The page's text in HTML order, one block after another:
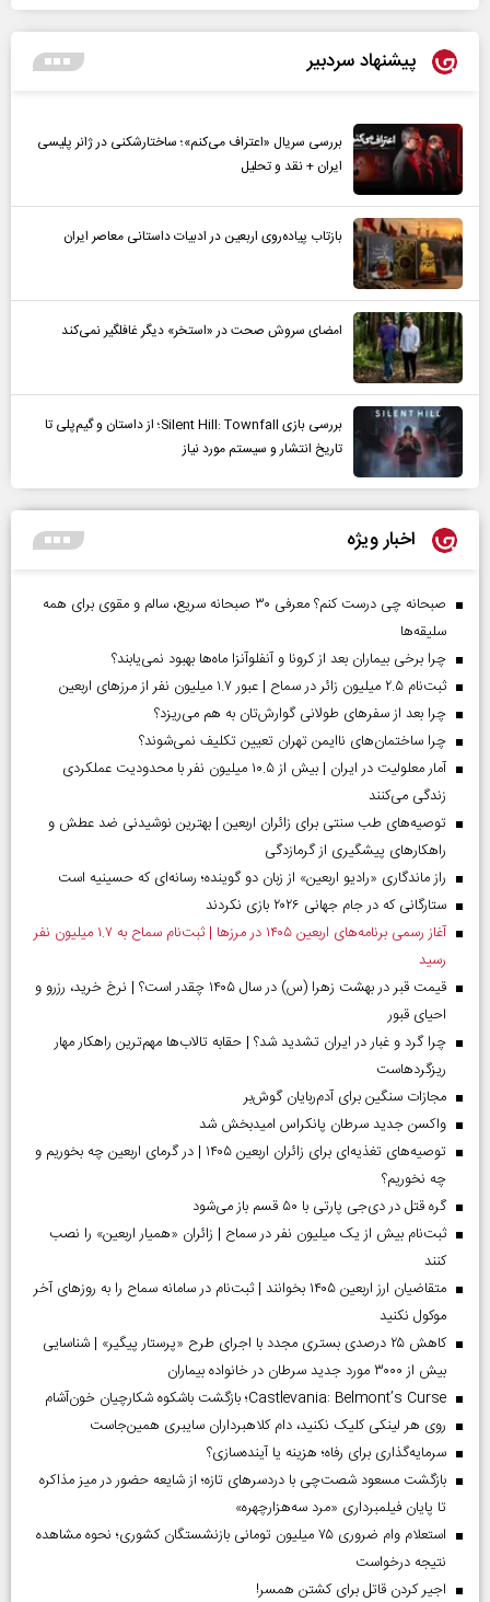
پیشنهاد سردبیر
بررسی سریال «اعتراف می‌کنم»؛ ساختارشکنی در ژانر پلیسی
ایران + نقد و تحلیل
بازتاب پیاده‌روی اربعین در ادبیات داستانی معاصر ایران
امضای سروش صحت در «استخر» دیگر غافلگیر نمی‌کند
بررسی بازی Silent Hill: Townfall؛ از داستان و گیم‌پلی تا
تاریخ انتشار و سیستم مورد نیاز
اخبار ویژه
صبحانه چی درست کنم؟ معرفی ۳۰ صبحانه سریع، سالم و مقوی برای همه
سلیقه‌ها
چرا برخی بیماران بعد از کرونا و آنفلوآنزا ماه‌ها بهبود نمی‌یابند؟
ثبت‌نام ۲.۵ میلیون زائر در سماح | عبور ۱.۷ میلیون نفر از مرز‌های اربعین
چرا بعد از سفرهای طولانی گوارش‌تان به هم می‌ریزد؟
چرا ساختمان‌های ناایمن تهران تعیین تکلیف نمی‌شوند؟
آمار معلولیت در ایران | بیش از ۱۰.۵ میلیون نفر با محدودیت عملکردی
زندگی می‌کنند
توصیه‌های طب سنتی برای زائران اربعین | بهترین نوشیدنی ضد عطش و
راهکارهای پیشگیری از گرمازدگی
راز ماندگاری «رادیو اربعین» از زبان دو گوینده؛ رسانه‌ای که حسینیه است
ستارگانی که در جام جهانی ۲۰۲۶ بازی نکردند
آغاز رسمی برنامه‌های اربعین ۱۴۰۵ در مرز‌ها | ثبت‌نام سماح به ۱.۷ میلیون نفر
رسید
قیمت قبر در بهشت زهرا (س) در سال ۱۴۰۵ چقدر است؟ | نرخ خرید، رزرو و
احیای قبور
چرا گرد و غبار در ایران تشدید شد؟ | حقابه تالاب‌ها مهم‌ترین راهکار مهار
ریزگردهاست
مجازات سنگین برای آدم‌ربایان گوش‌بر
واکسن جدید سرطان پانکراس امیدبخش شد
توصیه‌های تغذیه‌ای برای زائران اربعین ۱۴۰۵ | در گرمای اربعین چه بخوریم و
چه نخوریم؟
گره قتل در دی‌جی پارتی با ۵۰ قسم باز می‌شود
ثبت‌نام بیش از یک میلیون نفر در سماح | زائران «همیار اربعین» را نصب
کنند
متقاضیان ارز اربعین ۱۴۰۵ بخوانند | ثبت‌نام در سامانه سماح را به روز‌های آخر
موکول نکنید
کاهش ۲۵ درصدی بستری مجدد با اجرای طرح «پرستار پیگیر» | شناسایی
بیش از ۳۰۰۰ مورد جدید سرطان در خانواده بیماران
Castlevania: Belmont’s Curse؛ بازگشت باشکوه شکارچیان خون‌آشام
روی هر لینکی کلیک نکنید، دام کلاهبرداران سایبری همین‌جاست
سرمایه‌گذاری برای رفاه؛ هزینه یا آینده‌سازی؟
بازگشت مسعود شصت‌چی با دردسر‌های تازه؛ از شایعه حضور در میز مذاکره
تا پایان فیلمبرداری «مرد سه‌هزارچهره»
استعلام وام ضروری ۷۵ میلیون تومانی بازنشستگان کشوری؛ نحوه مشاهده
نتیجه درخواست
اجیر کردن قاتل برای کشتن همسر!